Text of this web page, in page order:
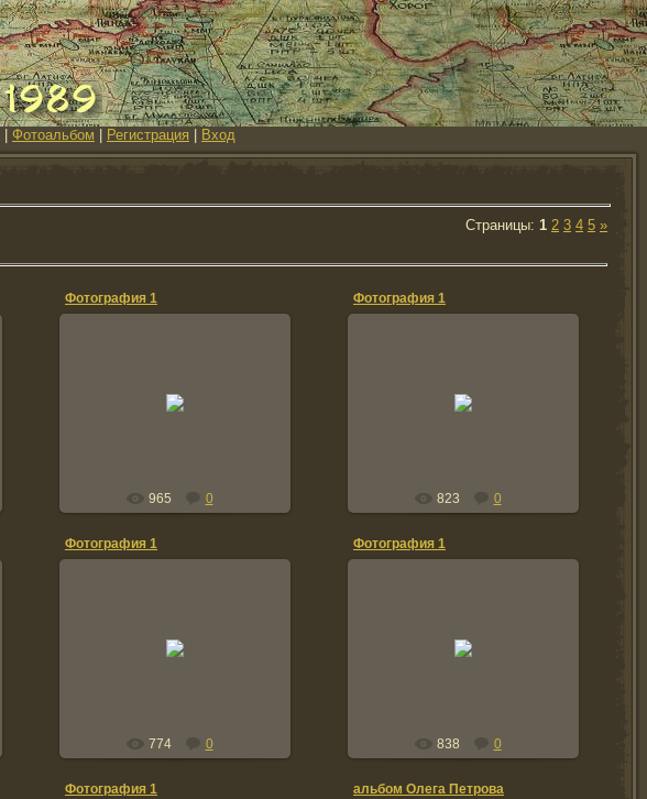
Фотоальбом Регистрация Вход
Страницы: 1 2 3 4 5 »
Фотография 1
965 0
Фотография 1
823 0
Фотография 1
774 0
Фотография 1
838 0
Фотография 1 альбом Олега Петрова